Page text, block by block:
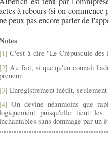
actes à rebours (si on
ne peux pas encore parler de
Notes
[1] C'est-à-dire "Le Crépuscule des
[2] Au fait, si quelqu'un connaît
preneur.
[3] Enregistrement inédit,
[4] On devine néanmoins que
logiquement puisqu'elle tient
inchantables sans dommage par un